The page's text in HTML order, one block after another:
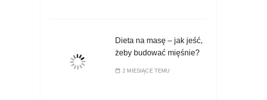
Dieta na masę – jak jeść,
żeby budować mięśnie?
2 MIESIĄCE TEMU